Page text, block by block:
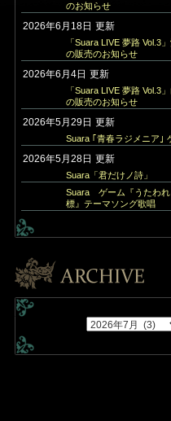
のお知らせ
2026年6月18日 更新
「Suara LIVE 夢路 Vol.3
の販売のお知らせ
2026年6月4日 更新
「Suara LIVE 夢路 Vol.3
の販売のお知らせ
2026年5月29日 更新
Suara ｢青春ラジメニア｣
2026年5月28日 更新
Suara「君だけノ詩」
Suara ゲーム『うたわれ
標』テーマソング歌唱